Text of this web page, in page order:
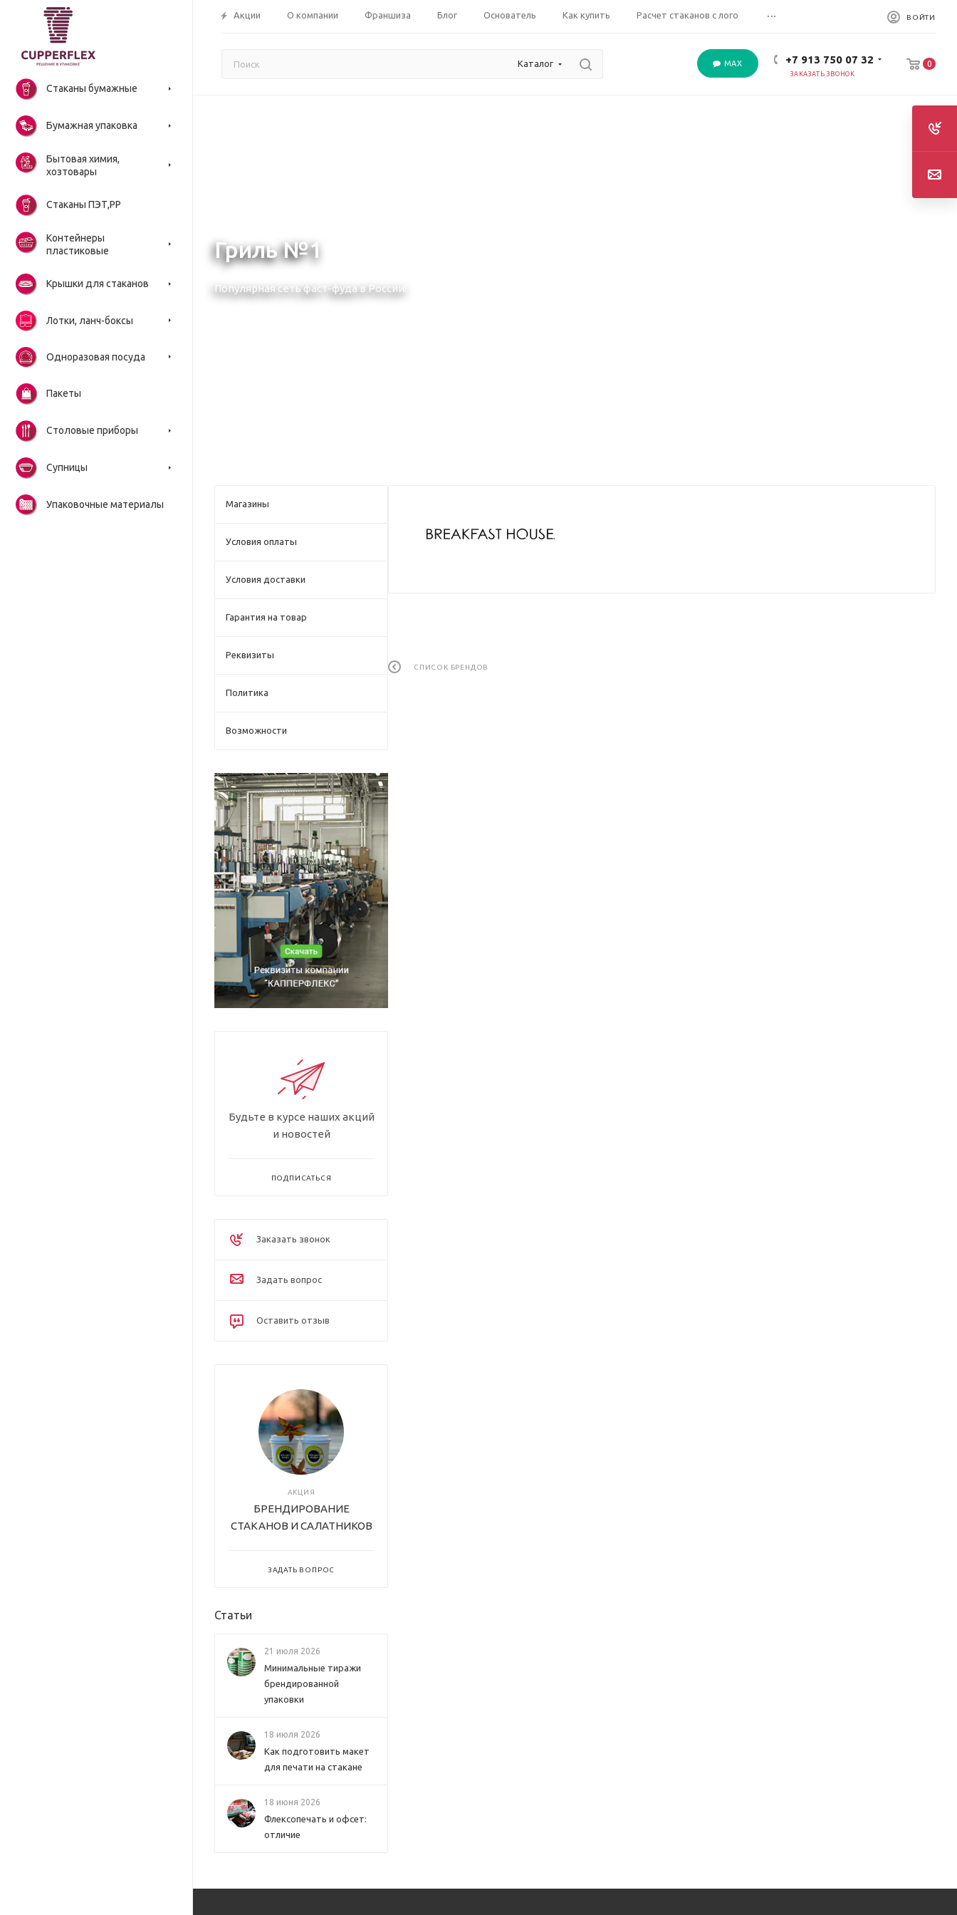
Акции О компании Франшиза Блог Основатель Как купить Расчет стаканов с лого ... ВОЙТИ
Каталог MAX +7 913 750 07 32
ЗАКАЗАТЬ ЗВОНОК
0
Стаканы бумажные
Бумажная упаковка
Бытовая химия,
хозтовары
Стаканы ПЭТ,РР
Контейнеры
пластиковые
Крышки для стаканов
Лотки, ланч-боксы
Одноразовая посуда
Пакеты
Столовые приборы
Супницы
Упаковочные материалы
Гриль №1
Популярная сеть фаст-фуда в России!
СПИСОК БРЕНДОВ
Магазины
Условия оплаты
Условия доставки
Гарантия на товар
Реквизиты
Политика
Возможности
Будьте в курсе наших акций
и новостей
ПОДПИСАТЬСЯ
Заказать звонок
Задать вопрос
Оставить отзыв
АКЦИЯ
БРЕНДИРОВАНИЕ
СТАКАНОВ И САЛАТНИКОВ
ЗАДАТЬ ВОПРОС
Статьи
21 июля 2026
Минимальные тиражи
брендированной
упаковки
18 июля 2026
Как подготовить макет
для печати на стакане
18 июня 2026
Флексопечать и офсет:
отличие